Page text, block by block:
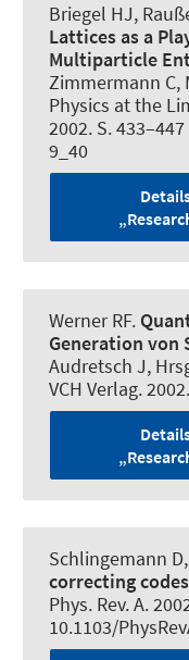
Briegel HJ,
Lattices as a
Multiparticle
Zimmermann C,
Physics at the
2002. S.
9_40
Werner RF.
Generation von
Audretsch J,
VCH Verlag.
Schlingemann D
correcting
Phys. Rev. A.
10.1103/